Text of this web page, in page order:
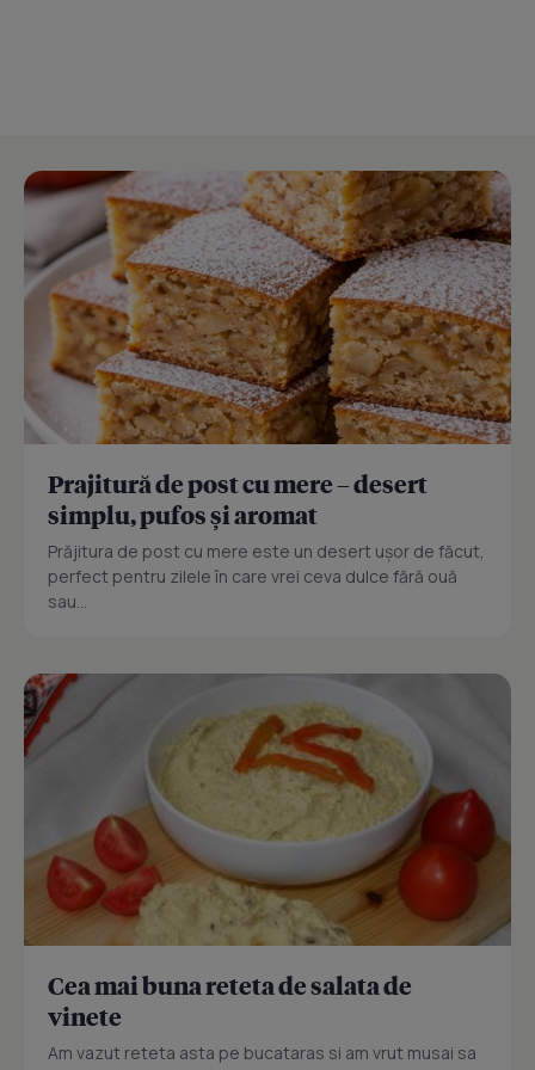
Prajitură de post cu mere – desert
simplu, pufos și aromat
Prăjitura de post cu mere este un desert ușor de făcut,
perfect pentru zilele în care vrei ceva dulce fără ouă
sau...
Cea mai buna reteta de salata de
vinete
Am vazut reteta asta pe bucataras si am vrut musai sa